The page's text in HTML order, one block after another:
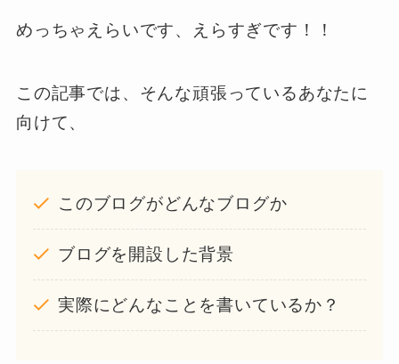
めっちゃえらいです、えらすぎです！！
この記事では、そんな頑張っているあなたに
向けて、
このブログがどんなブログか
ブログを開設した背景
実際にどんなことを書いているか？